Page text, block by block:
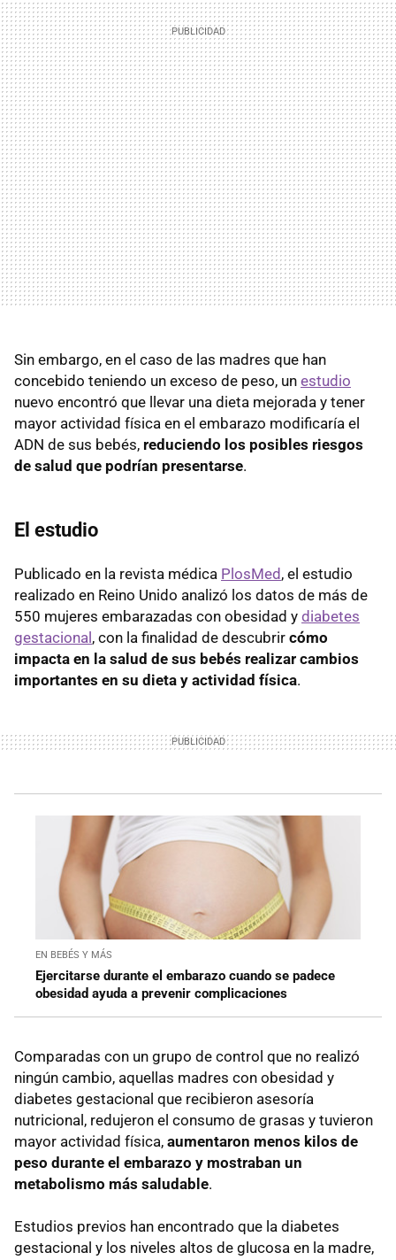
Sin embargo, en el caso de las madres que han
concebido teniendo un exceso de peso, un estudio
nuevo encontró que llevar una dieta mejorada y tener
mayor actividad física en el embarazo modificaría el
ADN de sus bebés, reduciendo los posibles riesgos
de salud que podrían presentarse.
El estudio
Publicado en la revista médica PlosMed, el estudio
realizado en Reino Unido analizó los datos de más de
550 mujeres embarazadas con obesidad y diabetes
gestacional, con la finalidad de descubrir cómo
impacta en la salud de sus bebés realizar cambios
importantes en su dieta y actividad física.
EN BEBÉS Y MÁS
Ejercitarse durante el embarazo cuando se padece
obesidad ayuda a prevenir complicaciones
Comparadas con un grupo de control que no realizó
ningún cambio, aquellas madres con obesidad y
diabetes gestacional que recibieron asesoría
nutricional, redujeron el consumo de grasas y tuvieron
mayor actividad física, aumentaron menos kilos de
peso durante el embarazo y mostraban un
metabolismo más saludable.
Estudios previos han encontrado que la diabetes
gestacional y los niveles altos de glucosa en la madre,